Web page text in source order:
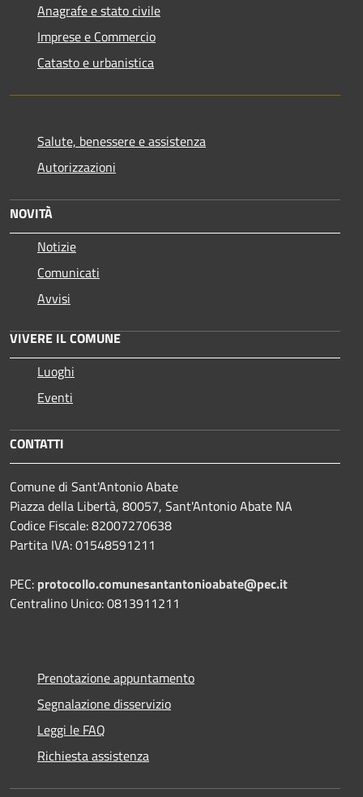
Anagrafe e stato civile
Imprese e Commercio
Catasto e urbanistica
Salute, benessere e assistenza
Autorizzazioni
NOVITÀ
Notizie
Comunicati
Avvisi
VIVERE IL COMUNE
Luoghi
Eventi
CONTATTI
Comune di Sant'Antonio Abate
Piazza della Libertà, 80057, Sant'Antonio Abate NA
Codice Fiscale: 82007270638
Partita IVA: 01548591211
PEC: protocollo.comunesantantonioabate@pec.it
Centralino Unico: 0813911211
Prenotazione appuntamento
Segnalazione disservizio
Leggi le FAQ
Richiesta assistenza